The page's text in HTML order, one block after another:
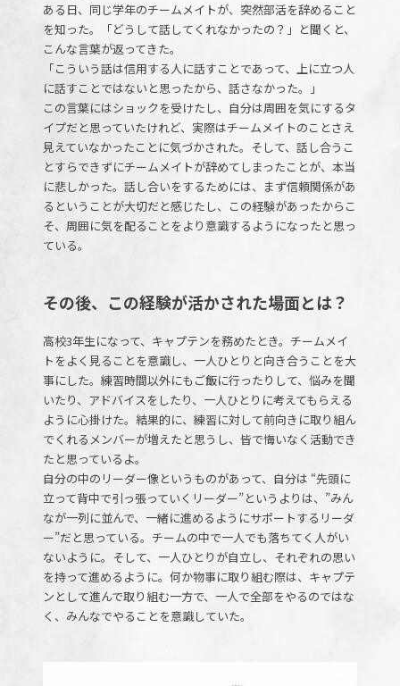
ある日、同じ学年のチームメイトが、突然部活を辞めること
を知った。「どうして話してくれなかったの？」と聞くと、
こんな言葉が返ってきた。
「こういう話は信用する人に話すことであって、上に立つ人
に話すことではないと思ったから、話さなかった。」
この言葉にはショックを受けたし、自分は周囲を気にするタ
イプだと思っていたけれど、実際はチームメイトのことさえ
見えていなかったことに気づかされた。そして、話し合うこ
とすらできずにチームメイトが辞めてしまったことが、本当
に悲しかった。話し合いをするためには、まず信頼関係があ
るということが大切だと感じたし、この経験があったからこ
そ、周囲に気を配ることをより意識するようになったと思っ
ている。
その後、この経験が活かされた場面とは？
高校3年生になって、キャプテンを務めたとき。チームメイ
トをよく見ることを意識し、一人ひとりと向き合うことを大
事にした。練習時間以外にもご飯に行ったりして、悩みを聞
いたり、アドバイスをしたり、一人ひとりに考えてもらえる
ように心掛けた。結果的に、練習に対して前向きに取り組ん
でくれるメンバーが増えたと思うし、皆で悔いなく活動でき
たと思っているよ。
自分の中のリーダー像というものがあって、自分は “先頭に
立って背中で引っ張っていくリーダー”というよりは、”みん
なが一列に並んで、一緒に進めるようにサポートするリーダ
ー”だと思っている。チームの中で一人でも落ちてく人がい
ないように。そして、一人ひとりが自立し、それぞれの思い
を持って進めるように。何か物事に取り組む際は、キャプテ
ンとして進んで取り組む一方で、一人で全部をやるのではな
く、みんなでやることを意識していた。